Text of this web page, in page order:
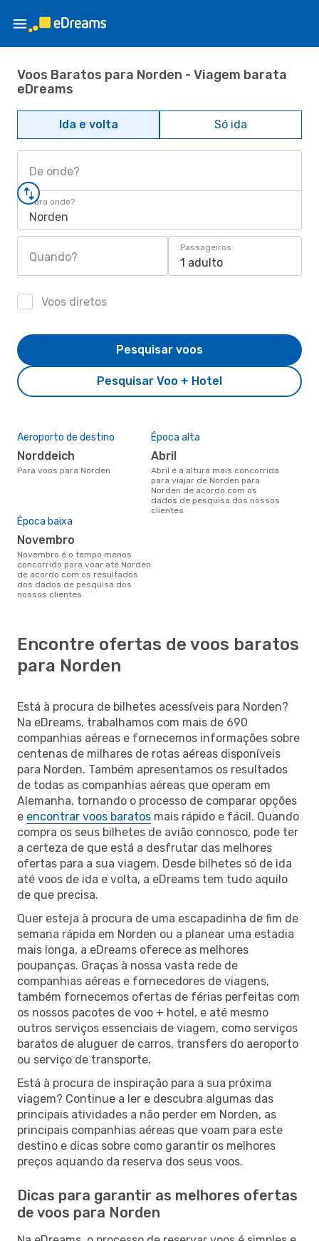
Voos Baratos para Norden - Viagem barata
eDreams
Ida e volta Só ida
De onde?
Para onde?
Norden
Quando?
Passageiros
1 adulto
Voos diretos
Pesquisar Voo + Hotel
Pesquisar voos
Aeroporto de destino
Norddeich
Para voos para Norden
Época alta
abril
abril é a altura mais concorrida
para viajar de Norden para
Norden de acordo com os
dados de pesquisa dos nossos
clientes
Época baixa
novembro
novembro é o tempo menos
concorrido para voar até Norden
de acordo com os resultados
dos dados de pesquisa dos
nossos clientes
Encontre ofertas de voos baratos
para Norden
Está à procura de bilhetes acessíveis para Norden?
Na eDreams, trabalhamos com mais de 690
companhias aéreas e fornecemos informações sobre
centenas de milhares de rotas aéreas disponíveis
para Norden. Também apresentamos os resultados
de todas as companhias aéreas que operam em
Alemanha, tornando o processo de comparar opções
e encontrar voos baratos mais rápido e fácil. Quando
compra os seus bilhetes de avião connosco, pode ter
a certeza de que está a desfrutar das melhores
ofertas para a sua viagem. Desde bilhetes só de ida
até voos de ida e volta, a eDreams tem tudo aquilo
de que precisa.
Quer esteja à procura de uma escapadinha de fim de
semana rápida em Norden ou a planear uma estadia
mais longa, a eDreams oferece as melhores
poupanças. Graças à nossa vasta rede de
companhias aéreas e fornecedores de viagens,
também fornecemos ofertas de férias perfeitas com
os nossos pacotes de voo + hotel, e até mesmo
outros serviços essenciais de viagem, como serviços
baratos de aluguer de carros, transfers do aeroporto
ou serviço de transporte.
Está à procura de inspiração para a sua próxima
viagem? Continue a ler e descubra algumas das
principais atividades a não perder em Norden, as
principais companhias aéreas que voam para este
destino e dicas sobre como garantir os melhores
preços aquando da reserva dos seus voos.
Dicas para garantir as melhores ofertas
de voos para Norden